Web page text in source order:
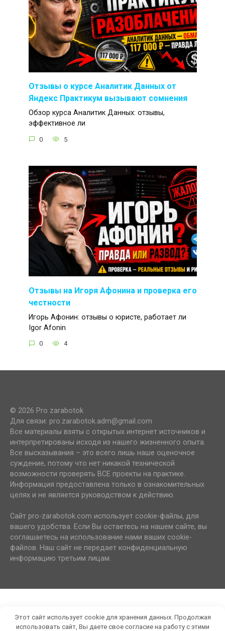
Отзывы о курсе Аналитик Данных от
Яндекс Практикум вызывают сомнения
Обзор курса Аналитик Данных: отзывы,
эффективное ли
0 5
Отзывы на Игоря Афонина и проверка его
честности
Игорь Афонин: отзывы о юристе, работает ли
Igor Afonin
0 4
© 2026 Pro zarabotok
Для связи: pro.zarabotok.adm@gmail.com
Все материалы взяты с открытых интернет источников и
интерпретированы исходя из нашего жизненного опыта.
Все высказывания – это всего лишь наше оценочное
суждение, потому что нет никакой технической
возможности проверять ВСЕ проекты на практике.
Информация предоставлена только в ознакомительных
целях и не является руководством к действию.
Сайт pro-zarabotok.com использует cookie-файлы, для
вашего удобства. Если Вы остаетесь на нашем сайте, вы
соглашаетесь на использование нами ваших cookie-
файлов. Наш сайт не передает конфиденциальную
информацию третьим лицам.
Этот сайт использует cookie для хранения данных. Продолжая
использовать сайт, Вы даете свое согласие на работу с этими